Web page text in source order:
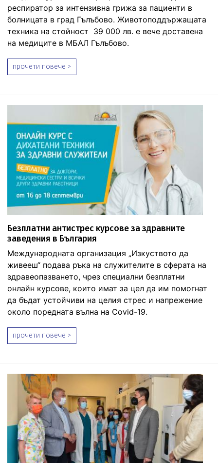
респиратор за интензивна грижа за пациенти в
болницата в град Гълъбово. Животоподдържащата
техника на стойност 39 000 лв. е вече доставена
на медиците в МБАЛ Гълъбово.
прочети повече >
Безплатни антистрес курсове за здравните
заведения в България
Международната организация „Изкуството да
живееш“ подава ръка на служителите в сферата на
здравеопазването, чрез специални безплатни
онлайн курсове, които имат за цел да им помогнат
да бъдат устойчиви на целия стрес и напрежение
около поредната вълна на Covid-19.
прочети повече >